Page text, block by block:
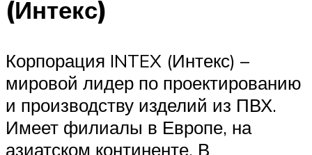
(Интекс)
Корпорация INTEX (Интекс) –
мировой лидер по проектированию
и производству изделий из ПВХ.
Имеет филиалы в Европе, на
азиатском континенте. В